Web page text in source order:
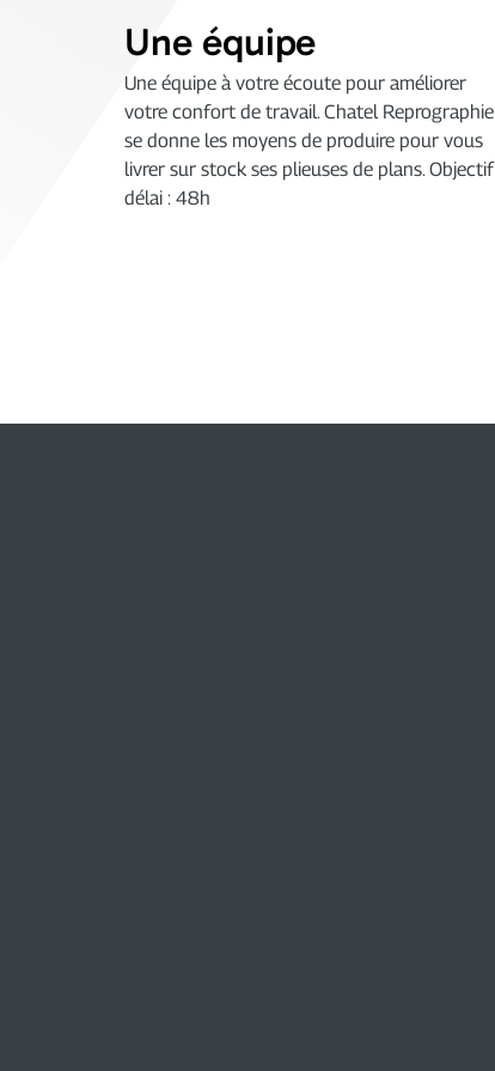
Une équipe
Une équipe à votre écoute pour améliorer
votre confort de travail. Chatel Reprographie
se donne les moyens de produire pour vous
livrer sur stock ses plieuses de plans. Objectif
délai : 48h